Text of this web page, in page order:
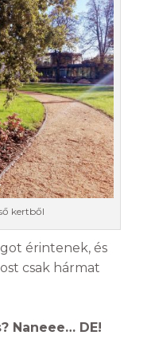
kertből
érintenek, és
csak hármat
Naneee… DE!